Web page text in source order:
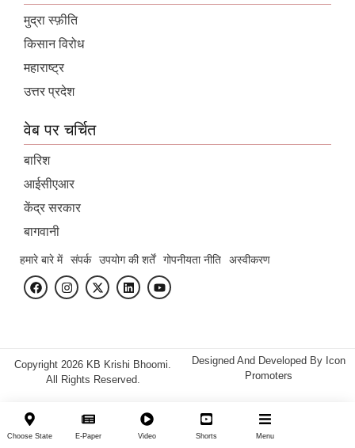
मुद्रा स्फ़ीति
किसान विरोध
महाराष्ट्र
उत्तर प्रदेश
वेब पर चर्चित
बारिश
आईसीएआर
केंद्र सरकार
बागवानी
हमारे बारे में संपर्क उपयोग की शर्तें गोपनीयता नीति अस्वीकरण
Copyright 2026 KB Krishi Bhoomi.
All Rights Reserved.
Designed And Developed By Icon
Promoters
Choose State E-Paper Video Shorts Menu